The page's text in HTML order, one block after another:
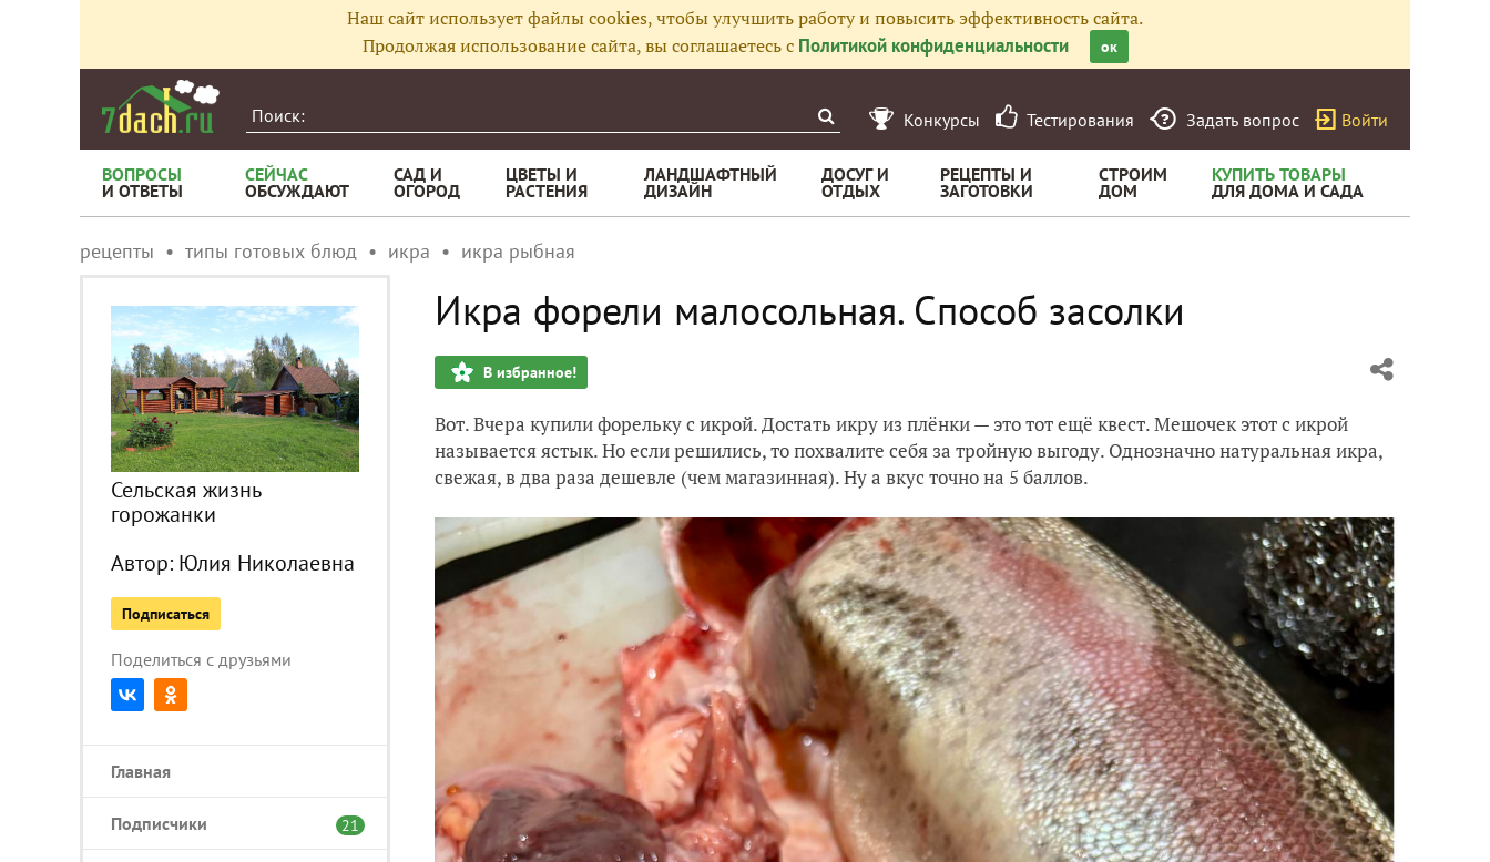
Наш сайт использует файлы cookies, чтобы улучшить работу и повысить эффективность сайта.
Продолжая использование сайта, вы соглашаетесь с Политикой конфиденциальности ок
Конкурсы Тестирования Задать вопрос Войти
ВОПРОСЫ
И ОТВЕТЫ
СЕЙЧАС
ОБСУЖДАЮТ
САД И
ОГОРОД
ЦВЕТЫ И
РАСТЕНИЯ
ЛАНДШАФТНЫЙ
ДИЗАЙН
ДОСУГ И
ОТДЫХ
РЕЦЕПТЫ И
ЗАГОТОВКИ
СТРОИМ
ДОМ
КУПИТЬ ТОВАРЫ
ДЛЯ ДОМА И САДА
рецепты типы готовых блюд икра икра рыбная
Сельская жизнь
горожанки
Автор: Юлия Николаевна
Подписаться
Поделиться с друзьями
Главная
Подписчики 21
Икра форели малосольная. Способ засолки
В избранное!
Вот. Вчера купили форельку с икрой. Достать икру из плёнки — это тот ещё квест. Мешочек этот с икрой
называется ястык. Но если решились, то похвалите себя за тройную выгоду. Однозначно натуральная икра,
свежая, в два раза дешевле (чем магазинная). Ну а вкус точно на 5 баллов.